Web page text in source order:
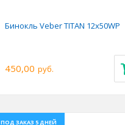
Бинокль Veber TITAN 12x50WP
450,00 руб.
ПОД ЗАКАЗ 5 ДНЕЙ